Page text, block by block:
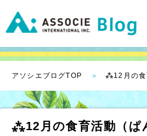
アソシエブログTOP ⁂12月の食
⁂12月の食育活動（ぱ